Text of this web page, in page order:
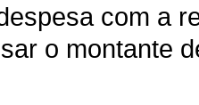
com a
o montante